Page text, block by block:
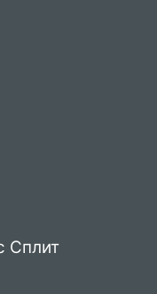
Сплит